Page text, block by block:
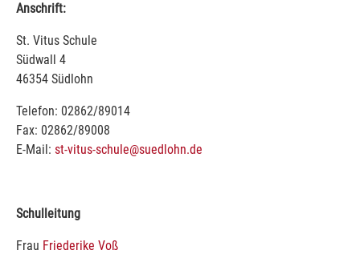
Anschrift:
St. Vitus Schule
Südwall 4
46354 Südlohn
Telefon: 02862/89014
Fax: 02862/89008
E-Mail: st-vitus-schule@suedlohn.de
Schulleitung
Frau Friederike Voß